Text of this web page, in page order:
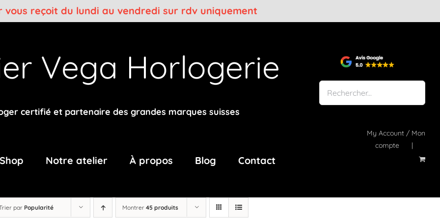
vous reçoit du lundi au vendredi sur rdv uniquement
Vega Horlogerie
certifié et partenaire des grandes marques suisses
Shop Notre atelier À propos Blog Contact
My Account / Mon
compte
par Popularité Montrer 45 produits